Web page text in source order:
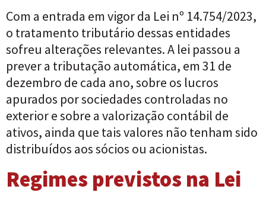
Com a entrada em vigor da Lei nº 14.754/2023,
o tratamento tributário dessas entidades
sofreu alterações relevantes. A lei passou a
prever a tributação automática, em 31 de
dezembro de cada ano, sobre os lucros
apurados por sociedades controladas no
exterior e sobre a valorização contábil de
ativos, ainda que tais valores não tenham sido
distribuídos aos sócios ou acionistas.
Regimes previstos na Lei